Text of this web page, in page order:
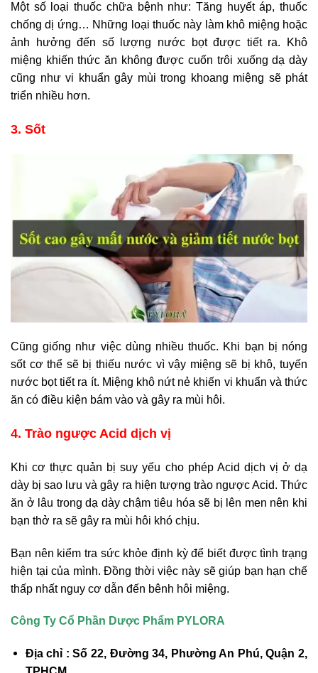
Một số loại thuốc chữa bệnh như: Tăng huyết áp, thuốc
chống dị ứng… Những loại thuốc này làm khô miệng hoặc
ảnh hưởng đến số lượng nước bọt được tiết ra. Khô
miệng khiến thức ăn không được cuốn trôi xuống dạ dày
cũng như vi khuẩn gây mùi trong khoang miệng sẽ phát
triển nhiều hơn.
3. Sốt
Cũng giống như việc dùng nhiều thuốc. Khi bạn bị nóng
sốt cơ thể sẽ bị thiếu nước vì vậy miệng sẽ bị khô, tuyến
nước bọt tiết ra ít. Miệng khô nứt nẻ khiến vi khuẩn và thức
ăn có điều kiện bám vào và gây ra mùi hôi.
4. Trào ngược Acid dịch vị
Khi cơ thực quản bị suy yếu cho phép Acid dịch vị ở dạ
dày bị sao lưu và gây ra hiện tượng trào ngược Acid. Thức
ăn ở lâu trong dạ dày chậm tiêu hóa sẽ bị lên men nên khi
bạn thở ra sẽ gây ra mùi hôi khó chịu.
Bạn nên kiểm tra sức khỏe định kỳ để biết được tình trạng
hiện tại của mình. Đồng thời việc này sẽ giúp bạn hạn chế
thấp nhất nguy cơ dẫn đến bênh hôi miệng.
Công Ty Cổ Phần Dược Phẩm PYLORA
Địa chỉ : Số 22, Đường 34, Phường An Phú, Quận 2,